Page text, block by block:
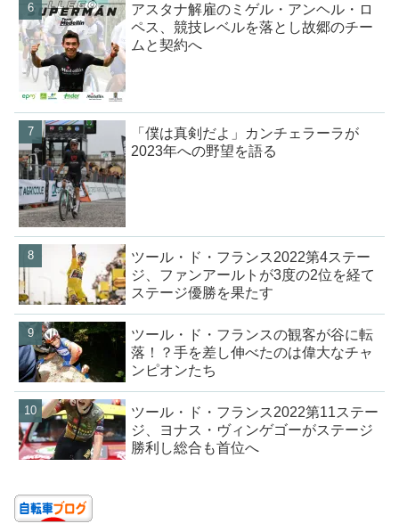
アスタナ解雇のミゲル・アンヘル・ロ
ペス、競技レベルを落とし故郷のチー
ムと契約へ
「僕は真剣だよ」カンチェラーラが
2023年への野望を語る
ツール・ド・フランス2022第4ステー
ジ、ファンアールトが3度の2位を経て
ステージ優勝を果たす
ツール・ド・フランスの観客が谷に転
落！？手を差し伸べたのは偉大なチャ
ンピオンたち
ツール・ド・フランス2022第11ステー
ジ、ヨナス・ヴィンゲゴーがステージ
勝利し総合も首位へ